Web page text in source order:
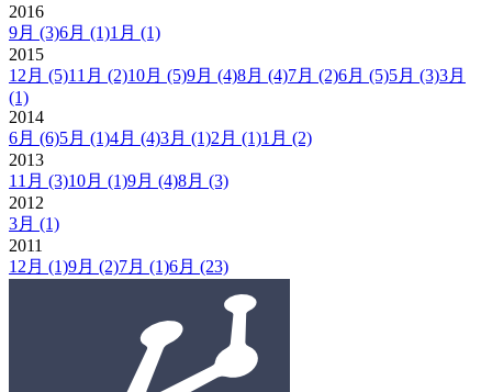
2016
9月 (3)6月 (1)1月 (1)
2015
12月 (5)11月 (2)10月 (5)9月 (4)8月 (4)7月 (2)6月 (5)5月 (3)3月
(1)
2014
6月 (6)5月 (1)4月 (4)3月 (1)2月 (1)1月 (2)
2013
11月 (3)10月 (1)9月 (4)8月 (3)
2012
3月 (1)
2011
12月 (1)9月 (2)7月 (1)6月 (23)